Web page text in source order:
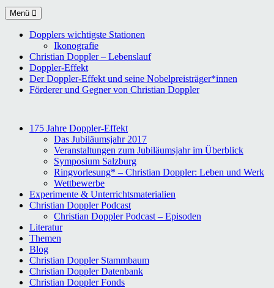
Menü
Dopplers wichtigste Stationen
Ikonografie
Christian Doppler – Lebenslauf
Doppler-Effekt
Der Doppler-Effekt und seine Nobelpreisträger*innen
Förderer und Gegner von Christian Doppler
175 Jahre Doppler-Effekt
Das Jubiläumsjahr 2017
Veranstaltungen zum Jubiläumsjahr im Überblick
Symposium Salzburg
Ringvorlesung* – Christian Doppler: Leben und Werk
Wettbewerbe
Experimente & Unterrichtsmaterialien
Christian Doppler Podcast
Christian Doppler Podcast – Episoden
Literatur
Themen
Blog
Christian Doppler Stammbaum
Christian Doppler Datenbank
Christian Doppler Fonds